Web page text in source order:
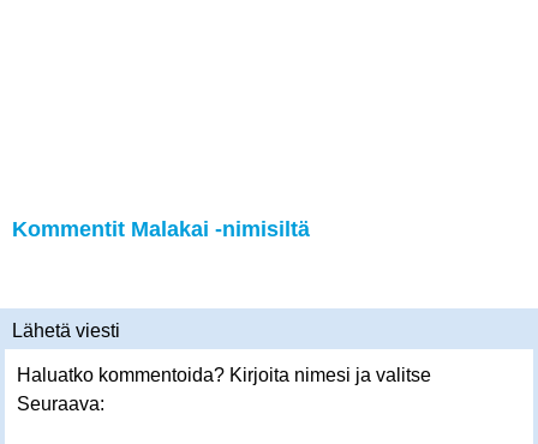
Kommentit Malakai -nimisiltä
Lähetä viesti
Haluatko kommentoida? Kirjoita nimesi ja valitse
Seuraava: